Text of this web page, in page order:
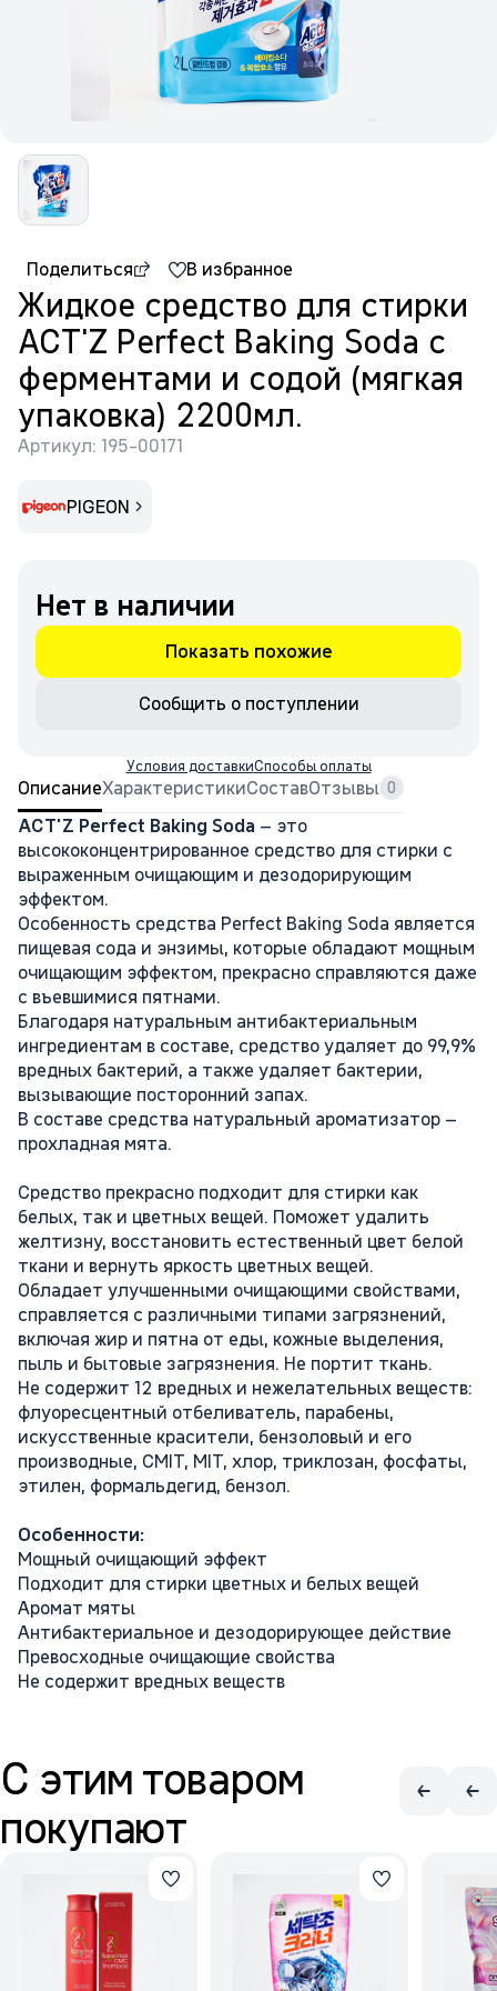
Поделиться В избранное
Жидкое средство для стирки
ACT'Z Perfect Baking Soda с
ферментами и содой (мягкая
упаковка) 2200мл.
Артикул: 195-00171
PIGEON
Нет в наличии
Показать похожие
Сообщить о поступлении
Условия доставкиСпособы оплаты
ОписаниеХарактеристикиСоставОтзывы 0
ACT'Z Perfect Baking Soda – это
высококонцентрированное средство для стирки с
выраженным очищающим и дезодорирующим
эффектом.
Особенность средства Perfect Baking Soda является
пищевая сода и энзимы, которые обладают мощным
очищающим эффектом, прекрасно справляются даже
с въевшимися пятнами.
Благодаря натуральным антибактериальным
ингредиентам в составе, средство удаляет до 99,9%
вредных бактерий, а также удаляет бактерии,
вызывающие посторонний запах.
В составе средства натуральный ароматизатор –
прохладная мята.
Средство прекрасно подходит для стирки как
белых, так и цветных вещей. Поможет удалить
желтизну, восстановить естественный цвет белой
ткани и вернуть яркость цветных вещей.
Обладает улучшенными очищающими свойствами,
справляется с различными типами загрязнений,
включая жир и пятна от еды, кожные выделения,
пыль и бытовые загрязнения. Не портит ткань.
Не содержит 12 вредных и нежелательных веществ:
флуоресцентный отбеливатель, парабены,
искусственные красители, бензоловый и его
производные, CMIT, MIT, хлор, триклозан, фосфаты,
этилен, формальдегид, бензол.
Особенности:
Мощный очищающий эффект
Подходит для стирки цветных и белых вещей
Аромат мяты
Антибактериальное и дезодорирующее действие
Превосходные очищающие свойства
Не содержит вредных веществ
С этим товаром
покупают